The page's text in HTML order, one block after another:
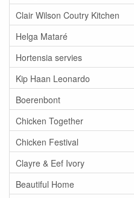
Clair Wilson Coutry Kitchen
Helga Mataré
Hortensia servies
Kip Haan Leonardo
Boerenbont
Chicken Together
Chicken Festival
Clayre & Eef Ivory
Beautiful Home